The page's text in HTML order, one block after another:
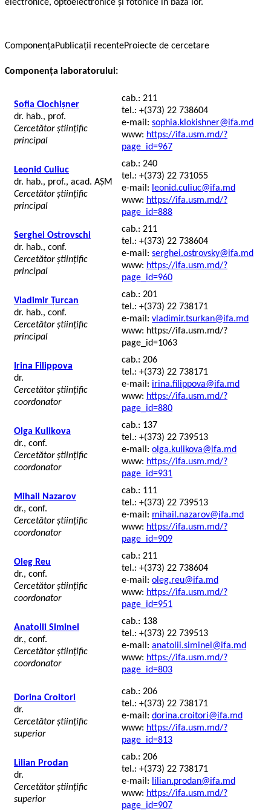
electronice, optoelectronice și fotonice în baza lor.
ComponențaPublicații recenteProiecte de cercetare
Componenţa laboratorului:
Sofia Clochișner
dr. hab., prof.
Cercetător științific
principal
cab.: 211
tel.: +(373) 22 738604
e-mail: sophia.klokishner@ifa.md
www: https://ifa.usm.md/?
page_id=967
Leonid Culiuc
dr. hab., prof., acad. AȘM
Cercetător științific
principal
cab.: 240
tel.: +(373) 22 731055
e-mail: leonid.culiuc@ifa.md
www: https://ifa.usm.md/?
page_id=888
Serghei Ostrovschi
dr. hab., conf.
Cercetător științific
principal
cab.: 211
tel.: +(373) 22 738604
e-mail: serghei.ostrovsky@ifa.md
www: https://ifa.usm.md/?
page_id=960
Vladimir Țurcan
dr. hab., conf.
Cercetător științific
principal
cab.: 201
tel.: +(373) 22 738171
e-mail: vladimir.tsurkan@ifa.md
www: https://ifa.usm.md/?
page_id=1063
Irina Filippova
dr.
Cercetător științific
coordonator
cab.: 206
tel.: +(373) 22 738171
e-mail: irina.filippova@ifa.md
www: https://ifa.usm.md/?
page_id=880
Olga Kulikova
dr., conf.
Cercetător științific
coordonator
cab.: 137
tel.: +(373) 22 739513
e-mail: olga.kulikova@ifa.md
www: https://ifa.usm.md/?
page_id=931
Mihail Nazarov
dr., conf.
Cercetător științific
coordonator
cab.: 111
tel.: +(373) 22 739513
e-mail: mihail.nazarov@ifa.md
www: https://ifa.usm.md/?
page_id=909
Oleg Reu
dr., conf.
Cercetător științific
coordonator
cab.: 211
tel.: +(373) 22 738604
e-mail: oleg.reu@ifa.md
www: https://ifa.usm.md/?
page_id=951
Anatolii Siminel
dr., conf.
Cercetător științific
coordonator
cab.: 138
tel.: +(373) 22 739513
e-mail: anatolii.siminel@ifa.md
www: https://ifa.usm.md/?
page_id=803
Dorina Croitori
dr.
Cercetător științific
superior
cab.: 206
tel.: +(373) 22 738171
e-mail: dorina.croitori@ifa.md
www: https://ifa.usm.md/?
page_id=813
Lilian Prodan
dr.
Cercetător științific
superior
cab.: 206
tel.: +(373) 22 738171
e-mail:
lilian.prodan@ifa.md
www: https://ifa.usm.md/?
page_id=907